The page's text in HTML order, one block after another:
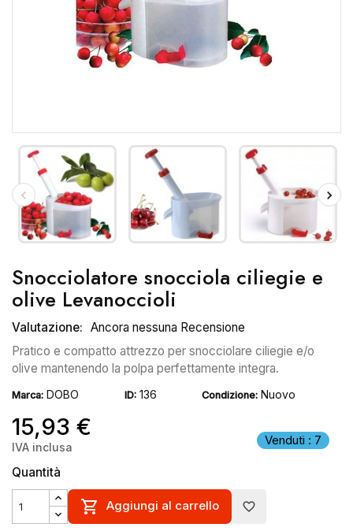
Snocciolatore snocciola ciliegie e
olive Levanoccioli
Valutazione: Ancora nessuna Recensione
Pratico e compatto attrezzo per snocciolare ciliegie e/o
olive mantenendo la polpa perfettamente integra.
Marca: DOBO ID: 136 Condizione: Nuovo
15,93 € Venduti : 7
IVA inclusa
Quantità
 Aggiungi al carrello favorite_border